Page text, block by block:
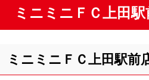
ミニミニＦＣ上田駅
ミニミニＦＣ上田駅前